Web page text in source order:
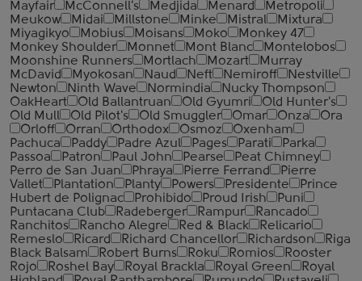
Mayfair
McConnell's Medjida Menard
Metropoli
Meukow
Midai Millstone Minke Mistral
Mixtura
Miyagikyo
Mobius Moisans Moko
Monkey 47
Monkey Shoulder
Monnet Mont Blanc
Montelobos
Moonshine Runners
Mortlach Mozart
Murray
McDavid
Myokosan Naud Neft Nemiroff
Nestville
Newton
Ninth Wave Normindia
Nucky Thompson
OakHeart
Old Ballantruan Old Gyumri
Old Hunter's
Old Mull
Old Pilot's Old Smuggler Omar Onza
Ora
Orloff
Orran Orthodox Osmoz
Oxenham
Pachuca
Paddy Padre Azul Pages Parati
Parka
Passoa
Patron Paul John Pearse
Peat Chimney
Perro de San Juan
Phraya Pierre Ferrand
Pierre
Vallet
Plantation Planty Powers Presidente
Prince
Hubert de Polignac
Prohibido Proud Irish
Puni
Puntacana Club
Radeberger Rampur
Rancado
Ranchitos
Rancho Alegre Red & Black
Relicario
Remeslo
Ricard Richard Chancellor Richardson
Riga
Black Balsam
Robert Burns Roku Romios
Rooster
Rojo
Roshel Bay Royal Brackla Royal Green
Royal